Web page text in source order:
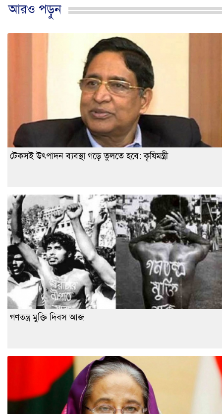
আরও পড়ুন
টেকসই উৎপাদন ব্যবস্থা গড়ে তুলতে হবে: কৃষিমন্ত্রী
গণতন্ত্র মুক্তি দিবস আজ